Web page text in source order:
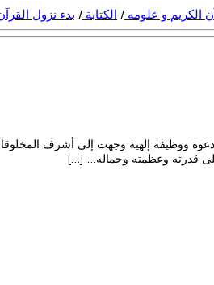
في بدء نزول القرآن بأمر {اِقْرَأْ}؟ الجواب: الأمر الإلهي
قدرته وعظمته وجماله… […]
الكريم و علومه / الكتابة / بدء نزول